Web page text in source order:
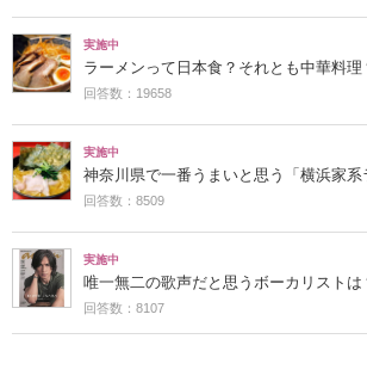
実施中
ラーメンって日本食？それとも中華料理
回答数：19658
実施中
神奈川県で一番うまいと思う「横浜家系
回答数：8509
実施中
唯一無二の歌声だと思うボーカリストは
回答数：8107